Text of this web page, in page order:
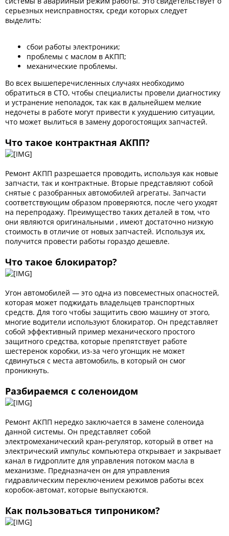
серьезных неисправностях, среди которых следует
выделить:
сбои работы электроники;
проблемы с маслом в АКПП;
механические проблемы.
Во всех вышеперечисленных случаях необходимо
обратиться в СТО, чтобы специалисты провели диагностику
и устранение неполадок, так как в дальнейшем мелкие
недочеты в работе могут привести к ухудшению ситуации,
что может вылиться в замену дорогостоящих запчастей.
Что такое контрактная АКПП?
Ремонт АКПП разрешается проводить, используя как новые
запчасти, так и контрактные. Вторые представляют собой
снятые с разобранных автомобилей агрегаты. Запчасти
соответствующим образом проверяются, после чего уходят
на перепродажу. Преимущество таких деталей в том, что
они являются оригинальными , имеют достаточно низкую
стоимость в отличие от новых запчастей. Используя их,
получится провести работы гораздо дешевле.
Что такое блокиратор?
Угон автомобилей — это одна из повсеместных опасностей,
которая может поджидать владельцев транспортных
средств. Для того чтобы защитить свою машину от этого,
многие водители используют блокиратор. Он представляет
собой эффективный пример механического простого
защитного средства, которые препятствует работе
шестеренок коробки, из-за чего угонщик не может
сдвинуться с места автомобиль, в который он смог
проникнуть.
Разбираемся с соленоидом
Ремонт АКПП нередко заключается в замене соленоида
данной системы. Он представляет собой
электромеханический кран-регулятор, который в ответ на
электрический импульс компьютера открывает и закрывает
канал в гидроплите для управления потоком масла в
механизме. Предназначен он для управления
гидравлическим переключением режимов работы всех
коробок-автомат, которые выпускаются.
Как пользоваться типроником?